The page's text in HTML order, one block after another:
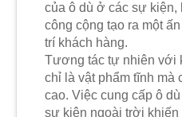
của ô dù ở các sự kiện,
công cộng tạo ra một
trí khách hàng.
Tương tác tự nhiên với
chỉ là vật phẩm tĩnh mà
cao. Việc cung cấp ô
sự kiện ngoài trời